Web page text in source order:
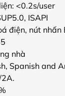
<0.2s/user
ISAPI
điện, nút nhấn
nhà
Spanish and